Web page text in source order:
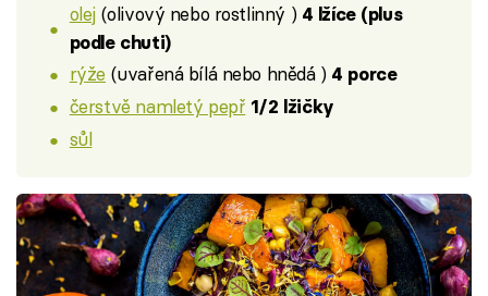
olej (olivový nebo rostlinný ) 4 lžíce (plus
podle chuti)
rýže (uvařená bílá nebo hnědá ) 4 porce
čerstvě namletý pepř 1/2 lžičky
sůl